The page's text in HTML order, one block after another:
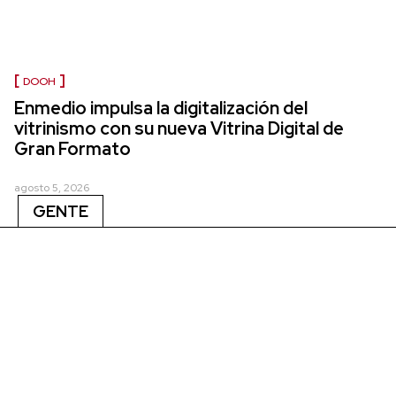
DOOH
Enmedio impulsa la digitalización del
vitrinismo con su nueva Vitrina Digital de
Gran Formato
agosto 5, 2026
GENTE